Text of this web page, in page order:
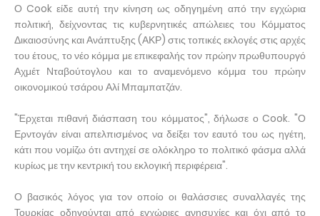
Ο Cook είδε αυτή την κίνηση ως οδηγημένη από την εγχώρια
πολιτική, δείχνοντας τις κυβερνητικές απώλειες του Κόμματος
Δικαιοσύνης και Ανάπτυξης (ΑΚΡ) στις τοπικές εκλογές στις αρχές
του έτους, το νέο κόμμα με επικεφαλής τον πρώην πρωθυπουργό
Αχμέτ Νταβούτογλου και το αναμενόμενο κόμμα του πρώην
οικονομικού τσάρου Αλί Μπαμπατζάν.
"Έρχεται πιθανή διάσπαση του κόμματος", δήλωσε ο Cook. "Ο
Ερντογάν είναι απελπισμένος να δείξει τον εαυτό του ως ηγέτη,
κάτι που νομίζω ότι αντηχεί σε ολόκληρο το πολιτικό φάσμα αλλά
κυρίως με την κεντρική του εκλογική περιφέρεια".
Ο βασικός λόγος για τον οποίο οι θαλάσσιες συναλλαγές της
Τουρκίας οδηγούνται από εγχώριες ανησυχίες και όχι από το